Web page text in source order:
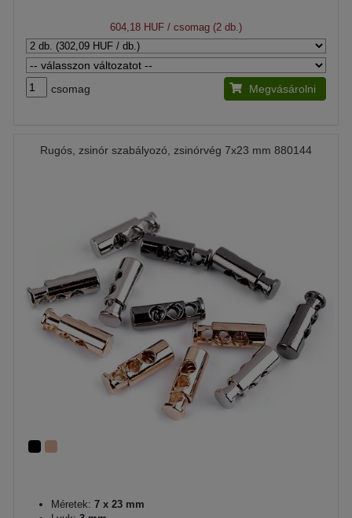
604,18 HUF / csomag (2 db.)
csomag Megvásárolni
Rugós, zsinór szabályozó, zsinórvég 7x23 mm 880144
Méretek: 7 x 23 mm